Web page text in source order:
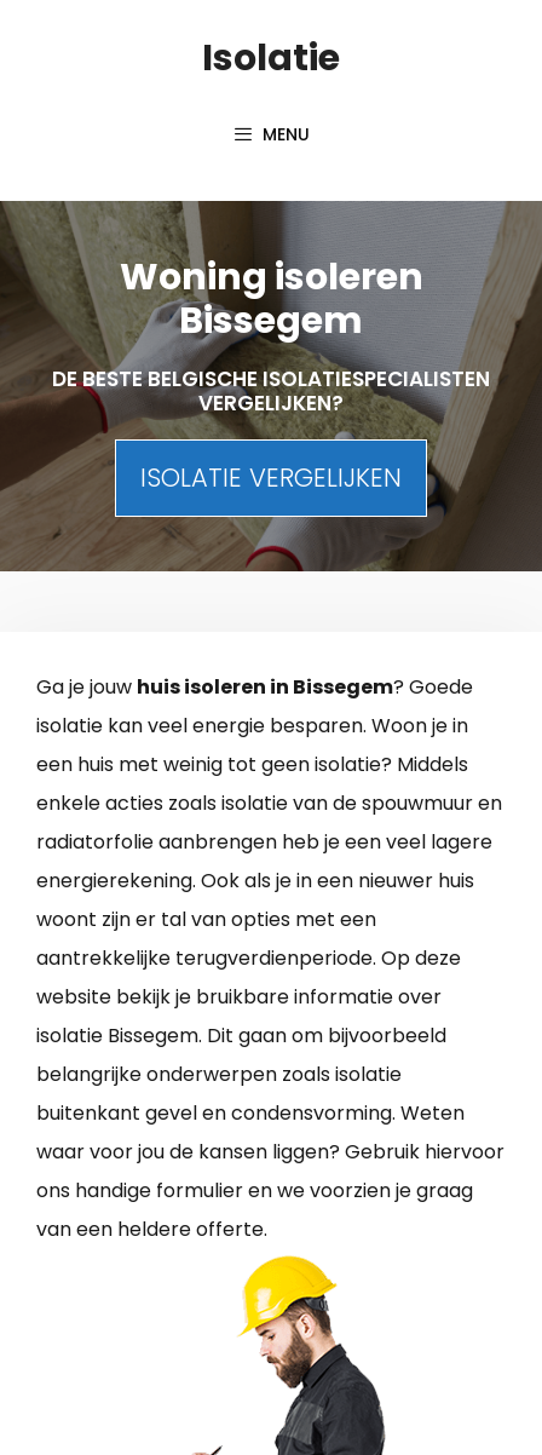
Isolatie
MENU
Woning isoleren
Bissegem
DE BESTE BELGISCHE ISOLATIESPECIALISTEN
VERGELIJKEN?
ISOLATIE VERGELIJKEN
Ga je jouw huis isoleren in Bissegem? Goede
isolatie kan veel energie besparen. Woon je in
een huis met weinig tot geen isolatie? Middels
enkele acties zoals isolatie van de spouwmuur en
radiatorfolie aanbrengen heb je een veel lagere
energierekening. Ook als je in een nieuwer huis
woont zijn er tal van opties met een
aantrekkelijke terugverdienperiode. Op deze
website bekijk je bruikbare informatie over
isolatie Bissegem. Dit gaan om bijvoorbeeld
belangrijke onderwerpen zoals isolatie
buitenkant gevel en condensvorming. Weten
waar voor jou de kansen liggen? Gebruik hiervoor
ons handige formulier en we voorzien je graag
van een heldere offerte.